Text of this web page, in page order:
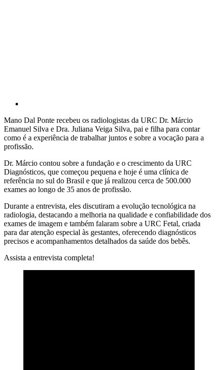
Mano Dal Ponte recebeu os radiologistas da URC Dr. Márcio
Emanuel Silva e Dra. Juliana Veiga Silva, pai e filha para contar
como é a experiência de trabalhar juntos e sobre a vocação para a
profissão.
Dr. Márcio contou sobre a fundação e o crescimento da URC
Diagnósticos, que começou pequena e hoje é uma clínica de
referência no sul do Brasil e que já realizou cerca de 500.000
exames ao longo de 35 anos de profissão.
Durante a entrevista, eles discutiram a evolução tecnológica na
radiologia, destacando a melhoria na qualidade e confiabilidade dos
exames de imagem e também falaram sobre a URC Fetal, criada
para dar atenção especial às gestantes, oferecendo diagnósticos
precisos e acompanhamentos detalhados da saúde dos bebês.
Assista a entrevista completa!